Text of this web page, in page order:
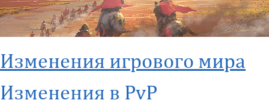
Изменения игрового мира
Изменения в PvP